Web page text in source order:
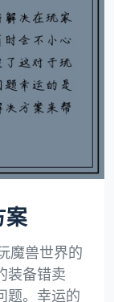
案
魔兽世界的
装备错卖
题。幸运的